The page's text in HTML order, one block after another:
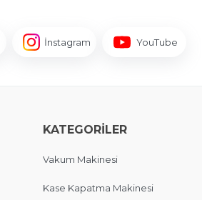
İnstagram YouTube
KATEGORİLER
Vakum Makinesi
Kase Kapatma Makinesi